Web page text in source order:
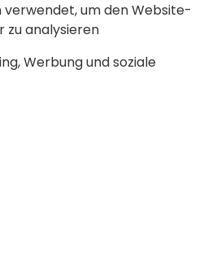
Ansicht
verwendet, um den Website-
zu analysieren
Werbung und soziale